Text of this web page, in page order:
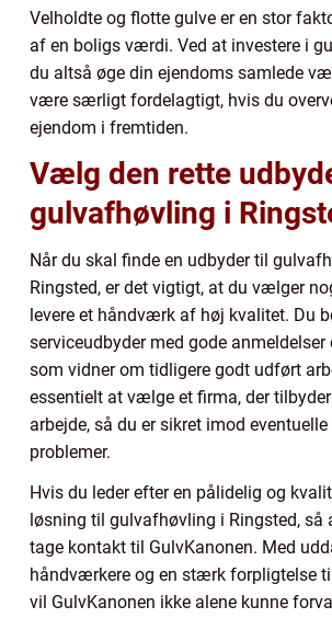
Velholdte og flotte gulve er en stor
af en boligs værdi. Ved at investere i
du altså øge din ejendoms samlede
være særligt fordelagtigt, hvis du
ejendom i fremtiden.
Vælg den rette
gulvafhøvling i
Når du skal finde en udbyder til
Ringsted, er det vigtigt, at du vælger
levere et håndværk af høj kvalitet. Du
serviceudbyder med gode anmeldelser
som vidner om tidligere godt udført
essentielt at vælge et firma, der
arbejde, så du er sikret imod
problemer.
Hvis du leder efter en pålidelig og
løsning til gulvafhøvling i Ringsted, så
tage kontakt til GulvKanonen. Med
håndværkere og en stærk forpligtelse
vil GulvKanonen ikke alene kunne